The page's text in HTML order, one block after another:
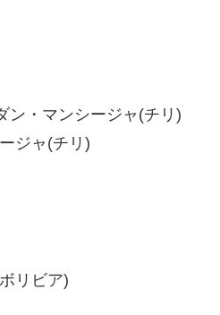
・マンシージャ(チリ)
ジャ(チリ)
リビア)